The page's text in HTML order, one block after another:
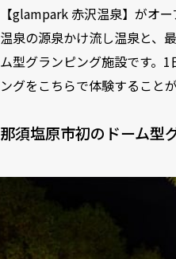
【glampark 赤沢温泉】がオ
温泉の源泉かけ流し温泉と、
ム型グランピング施設です。
ングをこちらで体験することが
那須塩原市初のドーム型